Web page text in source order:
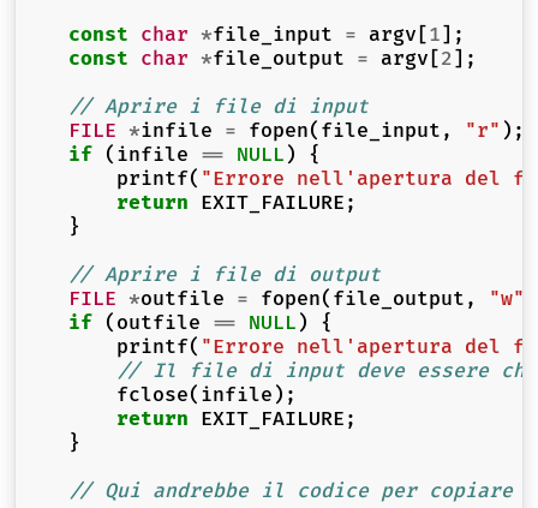
const char *file_input = argv [1];
const char *file_output = argv [2];
// Aprire i file di input
FILE *infile = fopen( file_input , "r" );
if ( infile == NULL )
{
printf( "Errore nell'apertura del
return EXIT_FAILURE ;
}
// Aprire i file di output
FILE *outfile = fopen( file_output , "w"
if ( outfile == NULL )
{
printf( "Errore nell'apertura del
// Il file di input deve essere
fclose( infile );
return EXIT_FAILURE ;
}
// Qui andrebbe il codice per